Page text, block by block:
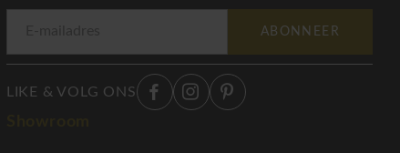
ABONNEER
LIKE & VOLG ONS